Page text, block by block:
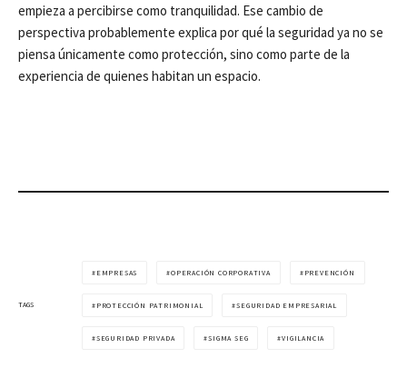
empieza a percibirse como tranquilidad. Ese cambio de
perspectiva probablemente explica por qué la seguridad ya no se
piensa únicamente como protección, sino como parte de la
experiencia de quienes habitan un espacio.
TAGS
EMPRESAS OPERACIÓN CORPORATIVA PREVENCIÓN
PROTECCIÓN PATRIMONIAL SEGURIDAD EMPRESARIAL
SEGURIDAD PRIVADA SIGMA SEG VIGILANCIA